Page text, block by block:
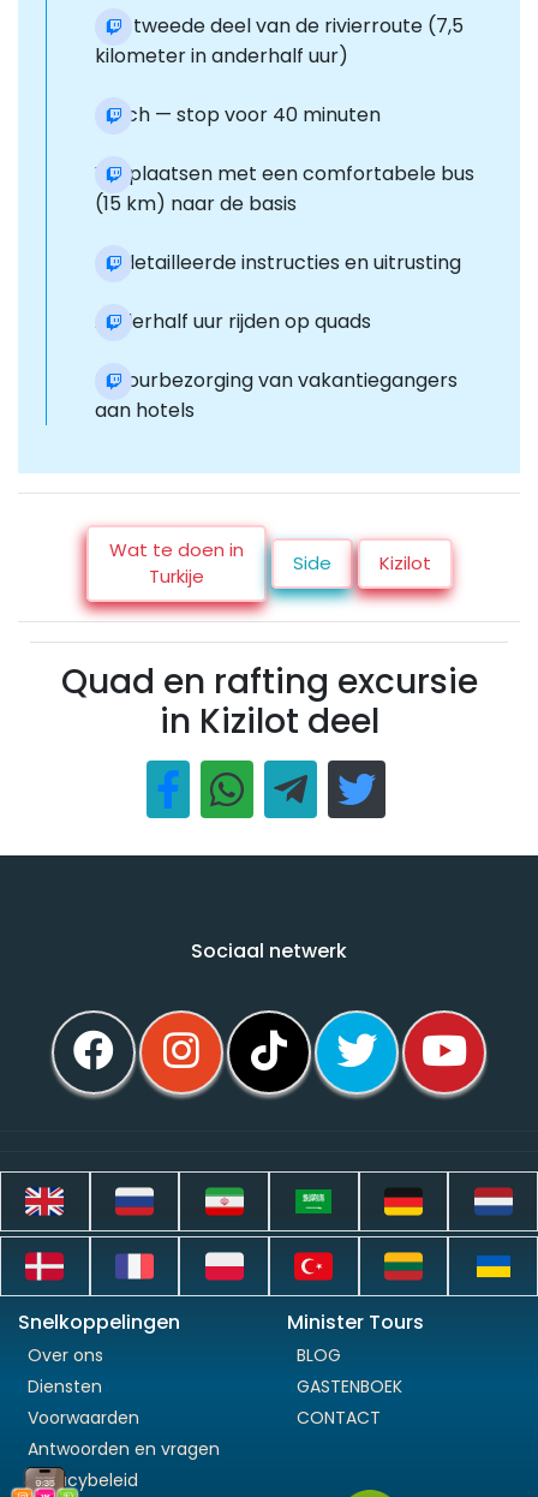
Het tweede deel van de rivierroute (7,5
kilometer in anderhalf uur)
Lunch — stop voor 40 minuten
Verplaatsen met een comfortabele bus
(15 km) naar de basis
Gedetailleerde instructies en uitrusting
Anderhalf uur rijden op quads
Retourbezorging van vakantiegangers
aan hotels
Wat te doen in
Turkije
Side Kizilot
Quad en rafting excursie
in Kizilot deel
Sociaal netwerk
Snelkoppelingen
Over ons
Diensten
Voorwaarden
Antwoorden en vragen
Privacybeleid
Minister Tours
BLOG
GASTENBOEK
CONTACT